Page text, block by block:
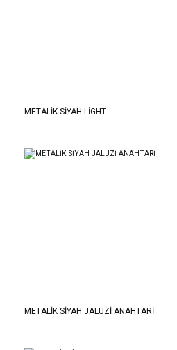
METALİK SİYAH LİGHT
METALİK SİYAH JALUZİ ANAHTARİ